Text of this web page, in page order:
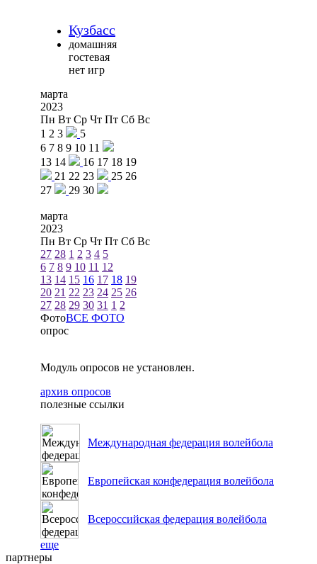
Кузбасс
домашняя
гостевая
нет игр
марта
2023
Пн Вт Ср Чт Пт Сб Вс
1 2 3
5
6 7 8 9 10 11
13 14 16 17 18 19
21 22 23 25 26
27
29 30
марта
2023
Пн Вт Ср Чт Пт Сб Вс
27 28 1 2 3 4 5
6 7 8 9 10 11 12
13 14 15 16 17 18 19
20 21 22 23 24 25 26
27 28 29 30 31 1 2
ФотоВСЕ ФОТО
опрос
Модуль опросов не установлен.
архив опросов
полезные ссылки
Международная федерация волейбола
Европейская конфедерация волейбола
Всероссийская федерация волейбола
еще
партнеры